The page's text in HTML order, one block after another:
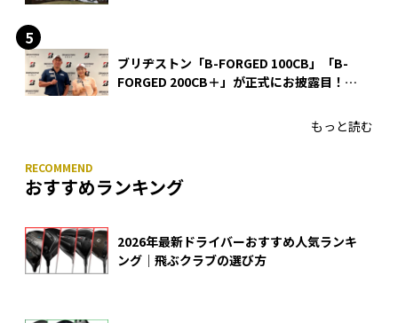
ブリヂストン「B-FORGED 100CB」「B-
FORGED 200CB＋」が正式にお披露目！
もっと読む
おすすめランキング
2026年最新ドライバーおすすめ人気ランキ
ング｜飛ぶクラブの選び方